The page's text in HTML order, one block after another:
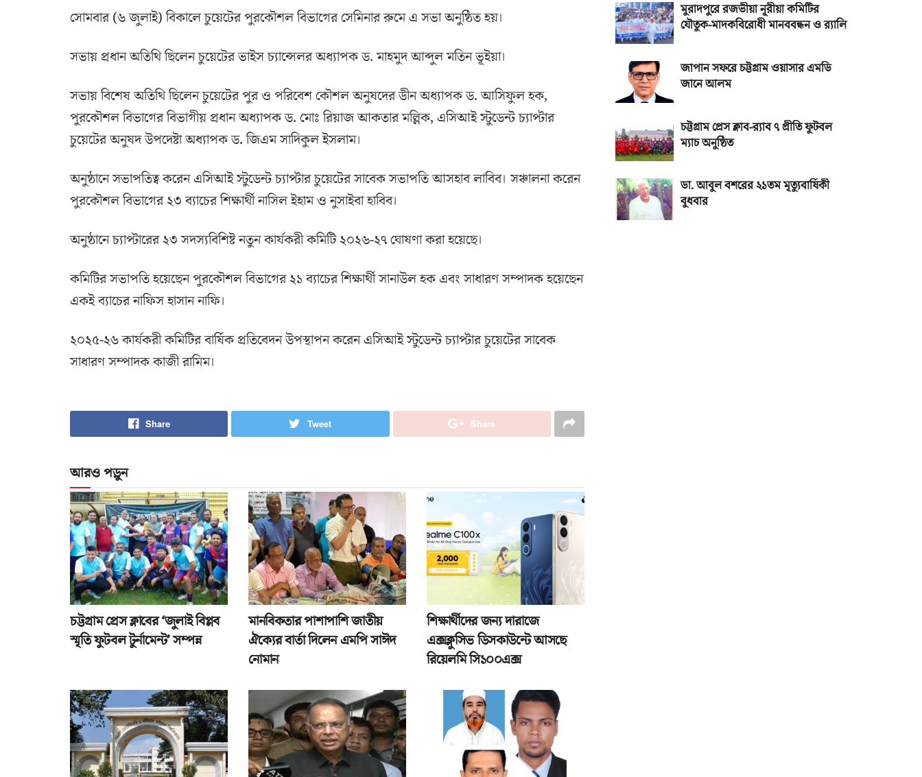
সোমবার (৬ জুলাই) বিকালে চুয়েটের পুরকৌশল বিভাগের সেমিনার রুমে এ সভা অনুষ্ঠিত হয়।
সভায় প্রধান অতিথি ছিলেন চুয়েটের ভাইস চ্যান্সেলর অধ্যাপক ড. মাহমুদ আব্দুল মতিন ভূইয়া।
সভায় বিশেষ অতিথি ছিলেন চুয়েটের পুর ও পরিবেশ কৌশল অনুষদের ডীন অধ্যাপক ড. আসিফুল হক,
পুরকৌশল বিভাগের বিভাগীয় প্রধান অধ্যাপক ড. মোঃ রিয়াজ আকতার মল্লিক, এসিআই স্টুডেন্ট চ্যাপ্টার
চুয়েটের অনুষদ উপদেষ্টা অধ্যাপক ড. জিএম সাদিকুল ইসলাম।
অনুষ্ঠানে সভাপতিত্ব করেন এসিআই স্টুডেন্ট চ্যাপ্টার চুয়েটের সাবেক সভাপতি আসহাব লাবিব। সঞ্চালনা করেন
পুরকৌশল বিভাগের ২৩ ব্যাচের শিক্ষার্থী নাসিল ইহাম ও নুসাইবা হাবিব।
অনুষ্ঠানে চ্যাপ্টারের ২৩ সদস্যবিশিষ্ট নতুন কার্যকরী কমিটি ২০২৬-২৭ ঘোষণা করা হয়েছে।
কমিটির সভাপতি হয়েছেন পুরকৌশল বিভাগের ২১ ব্যাচের শিক্ষার্থী সানাউল হক এবং সাধারণ সম্পাদক হয়েছেন
একই ব্যাচের নাফিস হাসান নাফি।
২০২৫-২৬ কার্যকরী কমিটির বার্ষিক প্রতিবেদন উপস্থাপন করেন এসিআই স্টুডেন্ট চ্যাপ্টার চুয়েটের সাবেক
সাধারণ সম্পাদক কাজী রামিম।
Share Tweet Share
আরও পড়ুন
চট্টগ্রাম প্রেস ক্লাবের ‘জুলাই বিপ্লব
স্মৃতি ফুটবল টুর্নামেন্ট’ সম্পন্ন
মানবিকতার পাশাপাশি জাতীয়
ঐক্যের বার্তা দিলেন এমপি সাঈদ
নোমান
শিক্ষার্থীদের জন্য দারাজে
এক্সক্লুসিভ ডিসকাউন্টে আসছে
রিয়েলমি সি১০০এক্স
মুরাদপুরে রজভীয়া নূরীয়া কমিটির
যৌতুক-মাদকবিরোধী মানববন্ধন ও র‌্যালি
জাপান সফরে চট্টগ্রাম ওয়াসার এমডি
জানে আলম
চট্টগ্রাম প্রেস ক্লাব-র‌্যাব ৭ প্রীতি ফুটবল
ম্যাচ অনুষ্ঠিত
ডা. আবুল বশরের ২১তম মৃত্যুবার্ষিকী
বুধবার